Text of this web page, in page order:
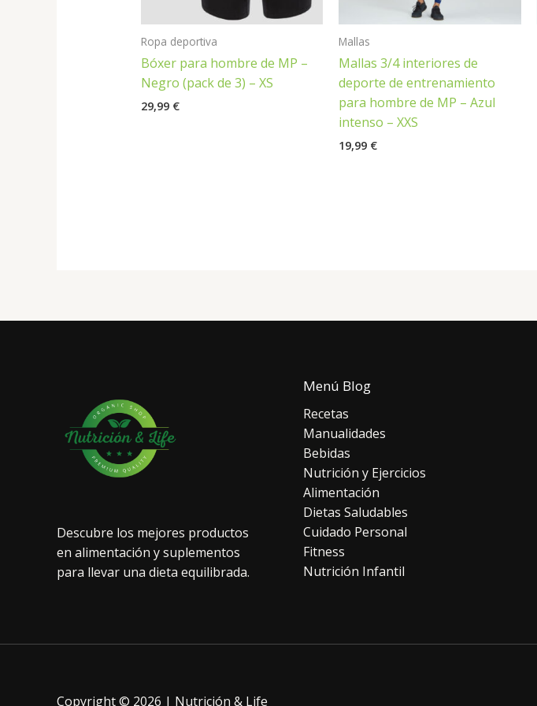
Ropa deportiva
Bóxer para hombre de MP –
Negro (pack de 3) – XS
29,99 €
Mallas
Mallas 3/4 interiores de
deporte de entrenamiento
para hombre de MP – Azul
intenso – XXS
19,99 €
Descubre los mejores productos
en alimentación y suplementos
para llevar una dieta equilibrada.
Menú Blog
Recetas
Manualidades
Bebidas
Nutrición y Ejercicios
Alimentación
Dietas Saludables
Cuidado Personal
Fitness
Nutrición Infantil
Copyright © 2026 | Nutrición & Life